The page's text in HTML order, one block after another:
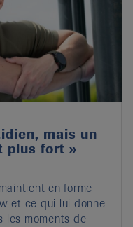
mais un
plus fort »
en forme
et ce qui lui donne
les moments de